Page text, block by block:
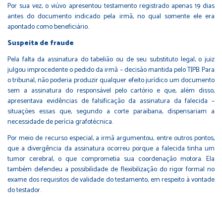
Por sua vez, o viúvo apresentou testamento registrado apenas 19 dias
antes do documento indicado pela irmã, no qual somente ele era
apontado como beneficiário.
Suspeita de fraude
Pela falta da assinatura do tabelião ou de seu substituto legal, o juiz
julgou improcedente o pedido da irmã – decisão mantida pelo TJPB. Para
o tribunal, não poderia produzir qualquer efeito jurídico um documento
sem a assinatura do responsável pelo cartório e que, além disso,
apresentava evidências de falsificação da assinatura da falecida –
situações essas que, segundo a corte paraibana, dispensariam a
necessidade de perícia grafotécnica.
Por meio de recurso especial, a irmã argumentou, entre outros pontos,
que a divergência da assinatura ocorreu porque a falecida tinha um
tumor cerebral, o que comprometia sua coordenação motora. Ela
também defendeu a possibilidade de flexibilização do rigor formal no
exame dos requisitos de validade do testamento, em respeito à vontade
do testador.